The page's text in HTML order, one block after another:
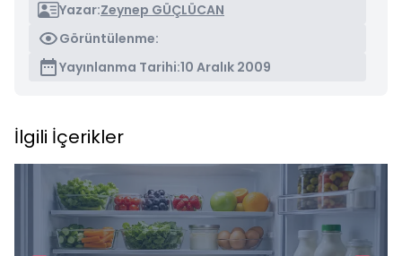
Yazar:Zeynep GÜÇLÜCAN
Görüntülenme:
Yayınlanma Tarihi:10 Aralık 2009
İlgili İçerikler